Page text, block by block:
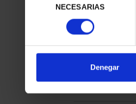
consentimiento
NECESARIAS
Denegar
ORDENAR POR: